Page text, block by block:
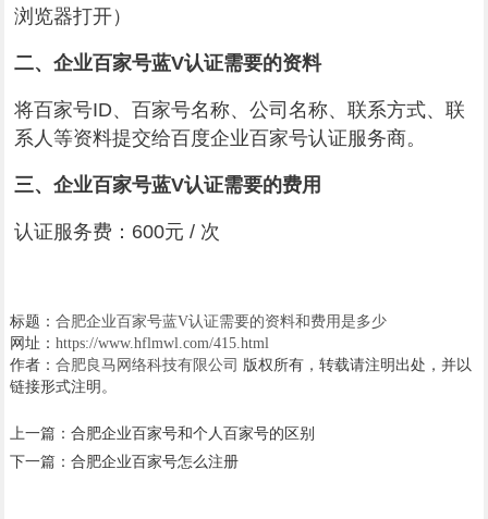
浏览器打开）
二、企业百家号蓝V认证需要的资料
将百家号ID、百家号名称、公司名称、联系方式、联
系人等资料提交给百度企业百家号认证服务商。
三、企业百家号蓝V认证需要的费用
认证服务费：600元 / 次
标题： 合肥企业百家号蓝V认证需要的资料和费用是多少
网址： https://www.hflmwl.com/415.html
作者： 合肥良马网络科技有限公司 版权所有，转载请注明出处，并以
链接形式注明。
上一篇： 合肥企业百家号和个人百家号的区别
下一篇： 合肥企业百家号怎么注册